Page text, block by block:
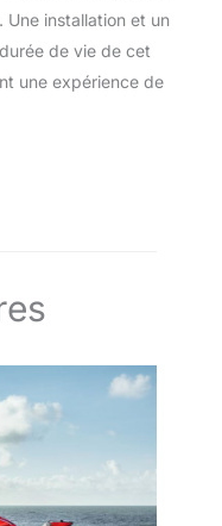
Une installation et un
de vie de cet
une expérience de